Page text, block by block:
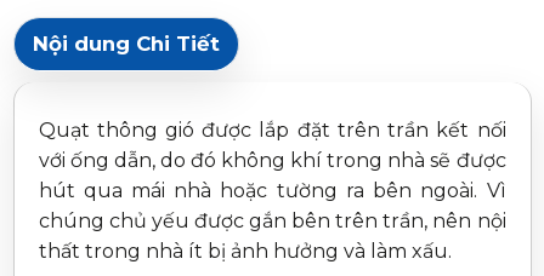
Nội dung Chi Tiết
Quạt thông gió được lắp đặt trên trần kết nối
với ống dẫn, do đó không khí trong nhà sẽ được
hút qua mái nhà hoặc tường ra bên ngoài. Vì
chúng chủ yếu được gắn bên trên trần, nên nội
thất trong nhà ít bị ảnh hưởng và làm xấu.